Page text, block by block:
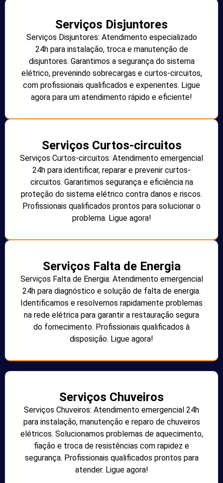
Serviços Disjuntores
Serviços Disjuntores: Atendimento especializado
24h para instalação, troca e manutenção de
disjuntores. Garantimos a segurança do sistema
elétrico, prevenindo sobrecargas e curtos-circuitos,
com profissionais qualificados e experientes. Ligue
agora para um atendimento rápido e eficiente!
Serviços Curtos-circuitos
Serviços Curtos-circuitos: Atendimento emergencial
24h para identificar, reparar e prevenir curtos-
circuitos. Garantimos segurança e eficiência na
proteção do sistema elétrico contra danos e riscos.
Profissionais qualificados prontos para solucionar o
problema. Ligue agora!
Serviços Falta de Energia
Serviços Falta de Energia: Atendimento emergencial
24h para diagnóstico e solução de falta de energia.
Identificamos e resolvemos rapidamente problemas
na rede elétrica para garantir a restauração segura
do fornecimento. Profissionais qualificados à
disposição. Ligue agora!
Serviços Chuveiros
Serviços Chuveiros: Atendimento emergencial 24h
para instalação, manutenção e reparo de chuveiros
elétricos. Solucionamos problemas de aquecimento,
fiação e troca de resistências com rapidez e
segurança. Profissionais qualificados prontos para
atender. Ligue agora!